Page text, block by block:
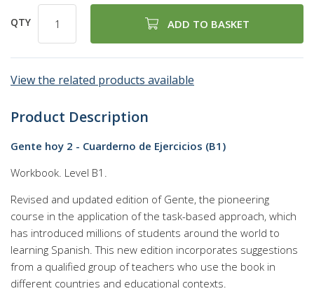
QTY ADD TO BASKET
View the related products available
Product Description
Gente hoy 2 - Cuarderno de Ejercicios (B1)
Workbook. Level B1.
Revised and updated edition of Gente, the pioneering
course in the application of the task-based approach, which
has introduced millions of students around the world to
learning Spanish. This new edition incorporates suggestions
from a qualified group of teachers who use the book in
different countries and educational contexts.